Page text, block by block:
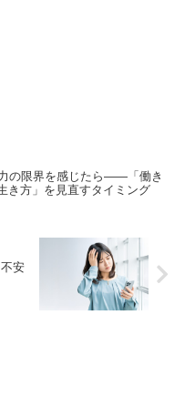
の限界を感じたら――「働き
き方」を見直すタイミング
安